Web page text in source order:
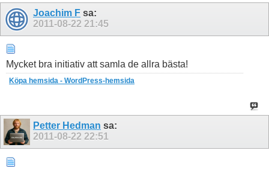
Joachim F sa:
2011-08-22 21:45
Mycket bra initiativ att samla de allra bästa!
Köpa hemsida - WordPress-hemsida
Petter Hedman sa:
2011-08-22 22:51